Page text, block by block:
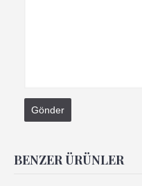
Gönder
BENZER ÜRÜNLER